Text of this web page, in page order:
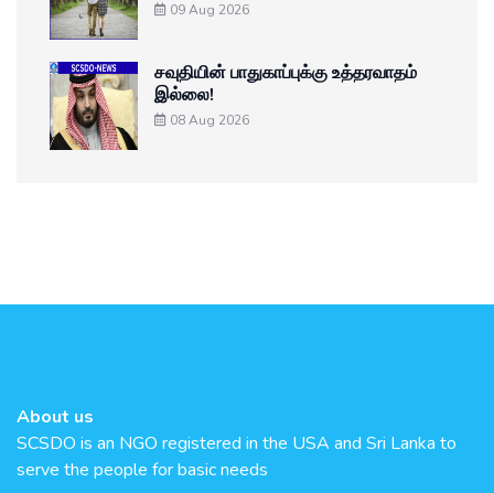
09 Aug 2026
சவுதியின் பாதுகாப்புக்கு உத்தரவாதம்
இல்லை!
08 Aug 2026
About us
SCSDO is an NGO registered in the USA and Sri Lanka to
serve the people for basic needs